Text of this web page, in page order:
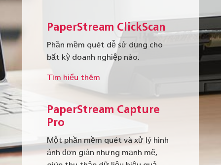
PaperStream ClickScan
Phần mềm quét dễ sử dụng cho
bất kỳ doanh nghiệp nào.
Tìm hiểu thêm
PaperStream Capture
Pro
Một phần mềm quét và xử lý hình
ảnh đơn giản nhưng mạnh mẽ,